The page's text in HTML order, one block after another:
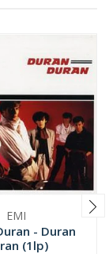
EMI
- Duran
(1lp)